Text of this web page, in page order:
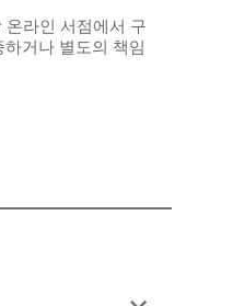
온라인 서점에서 구
거나 별도의 책임